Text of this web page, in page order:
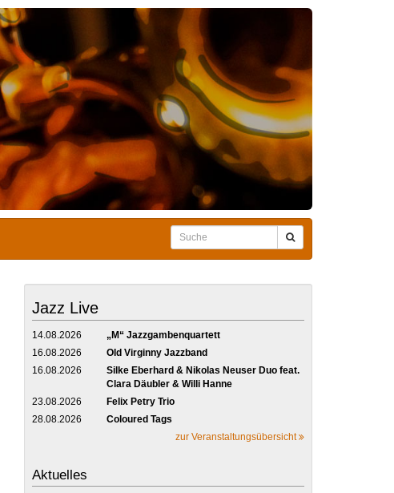
Jazz Live
14.08.2026
„M“ Jazzgambenquartett
16.08.2026
Old Virginny Jazzband
16.08.2026
Silke Eberhard & Nikolas Neuser Duo feat.
Clara Däubler & Willi Hanne
23.08.2026
Felix Petry Trio
28.08.2026
Coloured Tags
zur Veranstaltungsübersicht
Aktuelles